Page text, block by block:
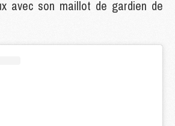
avec son maillot de gardien de